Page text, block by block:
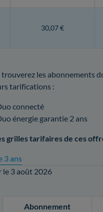
30,07 €
trouverez les abonnements
tarifications :
connecté
énergie garantie 2 ans
grilles tarifaires de ces
3 ans
le 3 août 2026
Abonnement